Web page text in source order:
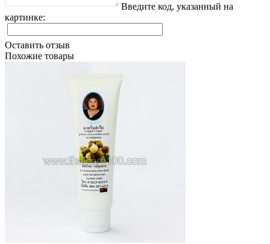
Введите код, указанный на
картинке:
Оставить отзыв
Похожие товары